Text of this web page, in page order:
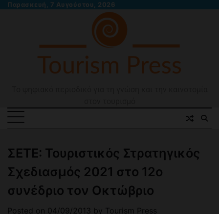
SkipΠαρασκευή, 7 Αυγούστου, 2026
ΣΕΤΕ: Τουριστικός Στρατηγικός
Σχεδιασμός 2021 στο 12ο
συνέδριο τον Οκτώβριο
Posted on 04/09/2013 by Tourism Press